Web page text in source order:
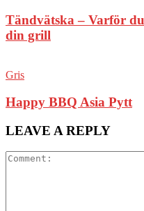
Tändvätska – Varför
din grill
Gris
Happy BBQ Asia Pytt
LEAVE A REPLY